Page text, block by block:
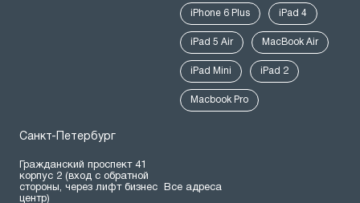
iPhone 6 Plus iPad 4
iPad 5 Air MacBook Air
iPad Mini iPad 2
Macbook Pro
Санкт-Петербург
Гражданский проспект 41
корпус 2 (вход с обратной
стороны, через лифт бизнес
центр)
Все адреса